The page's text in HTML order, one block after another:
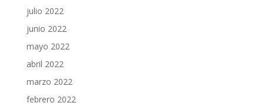
julio 2022
junio 2022
mayo 2022
abril 2022
marzo 2022
febrero 2022